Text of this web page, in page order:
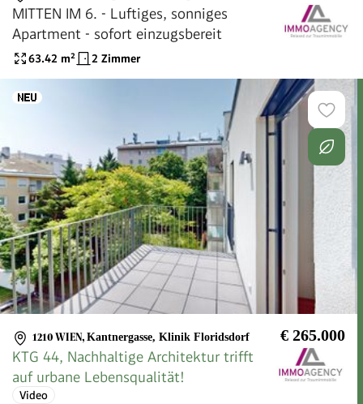
MITTEN IM 6. - Luftiges, sonniges
Apartment - sofort einzugsbereit
63.42 m² 2 Zimmer
1210 WIEN, Kantnergasse, Klinik Floridsdorf € 265.000
KTG 44, Nachhaltige Architektur trifft
auf urbane Lebensqualität!
Video